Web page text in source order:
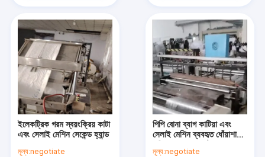
ইলেকট্রিক গরম স্বয়ংক্রিয় কাটা
এবং সেলাই মেশিন সেকেন্ড হ্যান্ড
মূল্য:negotiate
পিপি বোনা ব্যাগ কাটিয়া এবং
সেলাই মেশিন ব্যবহৃত ধোঁয়াশাহী
মূল্য:negotiate